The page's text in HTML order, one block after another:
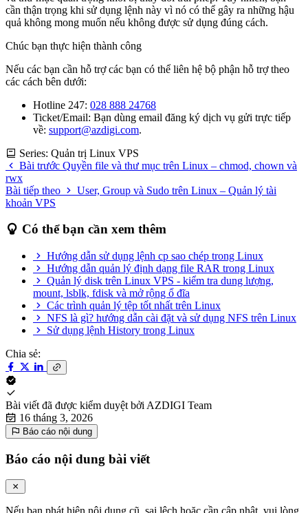
cần thận trọng khi sử dụng lệnh này vì nó có thể gây ra những hậu
quả không mong muốn nếu không được sử dụng đúng cách.
Chúc bạn thực hiện thành công
Nếu các bạn cần hỗ trợ các bạn có thể liên hệ bộ phận hỗ trợ theo
các cách bên dưới:
Hotline 247: 028 888 24768
Ticket/Email: Bạn dùng email đăng ký dịch vụ gửi trực tiếp
về: support@azdigi.com.
Series: Quản trị Linux VPS
Bài trước Quyền file và thư mục trên Linux – chmod, chown và
rwx
Bài tiếp theo
User, Group và Sudo trên Linux – Quản lý tài
khoản VPS
Có thể bạn cần xem thêm
Hướng dẫn sử dụng lệnh cp sao chép trong Linux
Hướng dẫn quản lý định dạng file RAR trong Linux
Quản lý disk trên Linux VPS - kiểm tra dung lượng,
mount, lsblk, fdisk và mở rộng ổ đĩa
Các trình quản lý tệp tốt nhất trên Linux
NFS là gì? hướng dẫn cài đặt và sử dụng NFS trên Linux
Sử dụng lệnh History trong Linux
Chia sẻ:
Bài viết đã được kiểm duyệt bởi AZDIGI Team
16 tháng 3, 2026
Báo cáo nội dung
Báo cáo nội dung bài viết